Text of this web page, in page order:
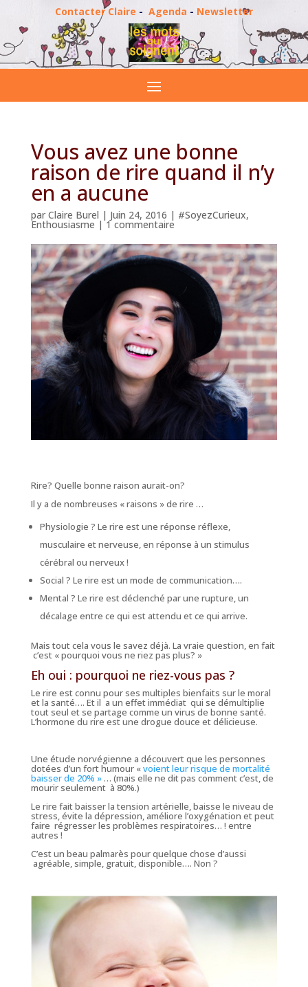
Contacter Claire - Agenda - Newsletter
Vous avez une bonne
raison de rire quand il n’y
en a aucune
par Claire Burel | Juin 24, 2016 | #SoyezCurieux,
Enthousiasme |1 commentaire
Rire? Quelle bonne raison aurait-on?
Il y a de nombreuses « raisons » de rire …
Physiologie ? Le rire est une réponse réflexe,
musculaire et nerveuse, en réponse à un stimulus
cérébral ou nerveux !
Social ? Le rire est un mode de communication….
Mental ? Le rire est déclenché par une rupture, un
décalage entre ce qui est attendu et ce qui arrive.
Mais tout cela vous le savez déjà. La vraie question, en fait
c’est « pourquoi vous ne riez pas plus? »
Eh oui : pourquoi ne riez-vous pas ?
Le rire est connu pour ses multiples bienfaits sur le moral
et la santé…. Et il a un effet immédiat qui se démultiplie
tout seul et se partage comme un virus de bonne santé.
L’hormone du rire est une drogue douce et délicieuse.
Une étude norvégienne a découvert que les personnes
dotées d’un fort humour «voient leur risque de mortalité
baisser de 20% »… (mais elle ne dit pas comment c’est, de
mourir seulement à 80%.)
Le rire fait baisser la tension artérielle, baisse le niveau de
stress, évite la dépression, améliore l’oxygénation et peut
faire régresser les problèmes respiratoires… ! entre
autres !
C’est un beau palmarès pour quelque chose d’aussi
agréable, simple, gratuit, disponible…. Non ?